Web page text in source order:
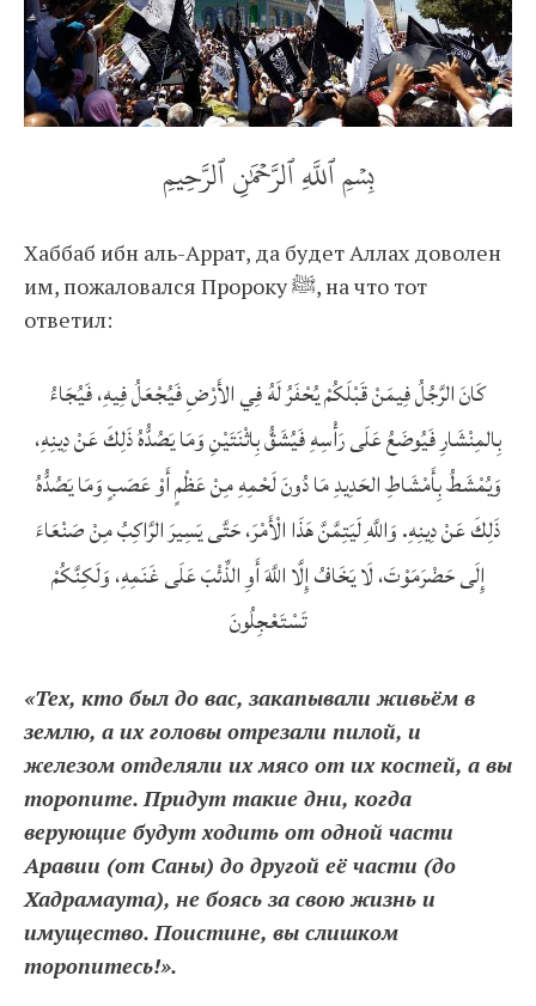
بِسۡمِ ٱللَّهِ ٱلرَّحۡمَٰنِ ٱلرَّحِيمِ
Хаббаб ибн аль-Аррат, да будет Аллах доволен
им, пожаловался Пророку ﷺ, на что тот
ответил:
كَانَ الرَّجُلُ فِيمَنْ قَبْلَكُمْ يُحْفَرُ لَهُ فِي الأَرْضِ فَيُجْعَلُ فِيهِ، فَيُجَاءُ
بِالمِنْشَارِ فَيُوضَعُ عَلَى رَأْسِهِ فَيُشَقُّ بِاثْنَتَيْنِ وَمَا يَصُدُّهُ ذَلِكَ عَنْ دِينِهِ،
وَيُمْشَطُ بِأَمْشَاطِ الحَدِيدِ مَا دُونَ لَحْمِهِ مِنْ عَظْمٍ أَوْ عَصَبٍ وَمَا يَصُدُّهُ
ذَلِكَ عَنْ دِينِهِ. وَاللَّهِ لَيَتِمَّنَّ هَذَا الْأَمْرَ، حَتَّى يَسِيرَ الرَّاكِبُ مِنْ صَنْعَاءَ
إِلَى حَضْرَمَوْتَ، لَا يَخَافُ إِلَّا اللَّهَ أَوِ الذِّئْبَ عَلَى غَنَمِهِ، وَلَكِنَّكُمْ
تَسْتَعْجِلُونَ
«Тех, кто был до вас, закапывали живьём в
землю, а их головы отрезали пилой, и
железом отделяли их мясо от их костей, а вы
торопите. Придут такие дни, когда
верующие будут ходить от одной части
Аравии (от Саны) до другой её части (до
Хадрамаута), не боясь за свою жизнь и
имущество. Поистине, вы слишком
торопитесь!».